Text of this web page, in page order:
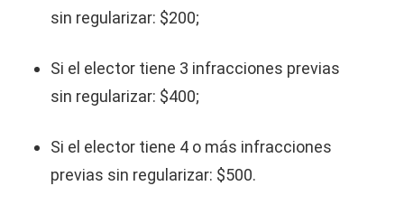
sin regularizar: $200;
Si el elector tiene 3 infracciones previas
sin regularizar: $400;
Si el elector tiene 4 o más infracciones
previas sin regularizar: $500.